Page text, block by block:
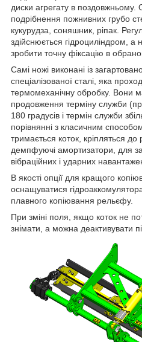
диски агрегату в
подрібнення пожнивних грубо
кукурудза, соняшник, ріпак.
здійснюється гідроциліндром,
зробити точну фіксацію в
Самі ножі виконані із
спеціалізованої сталі, яка
термомеханічну обробку. Вони
продовження терміну служби
180 градусів і термін служби
порівнянні з класичним
тримається коток, кріпляться до
демпфуючі амортизатори, для
вібраційних і ударних
В якості опції для кращого
оснащуватися
плавного копіювання рельєфу.
При зміні поля, якщо коток не
знімати, а можна деактивувати